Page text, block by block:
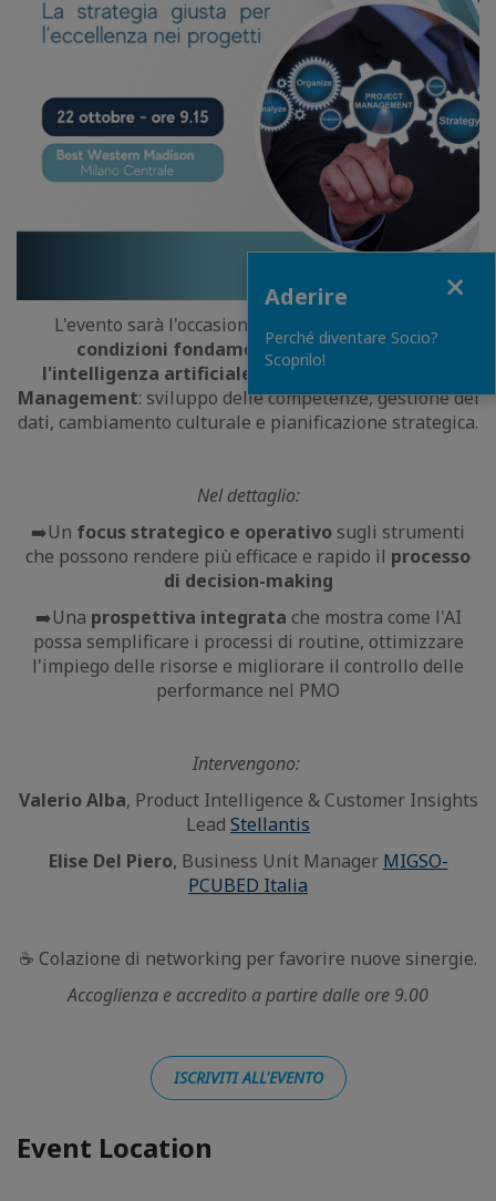
L'evento sarà l'occasione per mettere in luce
condizioni fondamentali per integrare
l'intelligenza artificiale nei processi di Project
Management: sviluppo delle competenze, gestione dei
dati, cambiamento culturale e pianificazione strategica.
Nel dettaglio:
➡️Un focus strategico e operativo sugli strumenti
che possono rendere più efficace e rapido il processo
di decision-making
➡️Una prospettiva integrata che mostra come l'AI
possa semplificare i processi di routine, ottimizzare
l'impiego delle risorse e migliorare il controllo delle
performance nel PMO
Intervengono:
Valerio Alba, Product Intelligence & Customer Insights
Lead Stellantis
Elise Del Piero, Business Unit Manager MIGSO-
PCUBED Italia
☕ Colazione di networking per favorire nuove sinergie.
Accoglienza e accredito a partire dalle ore 9.00
ISCRIVITI ALL'EVENTO
Event Location
Aderire
Perché diventare Socio?
Scoprilo!